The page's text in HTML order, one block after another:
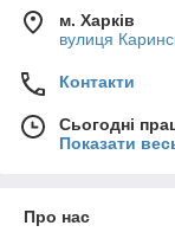
м. Харків
вулиця
Контакти
Сьогодні
Показати
Про нас